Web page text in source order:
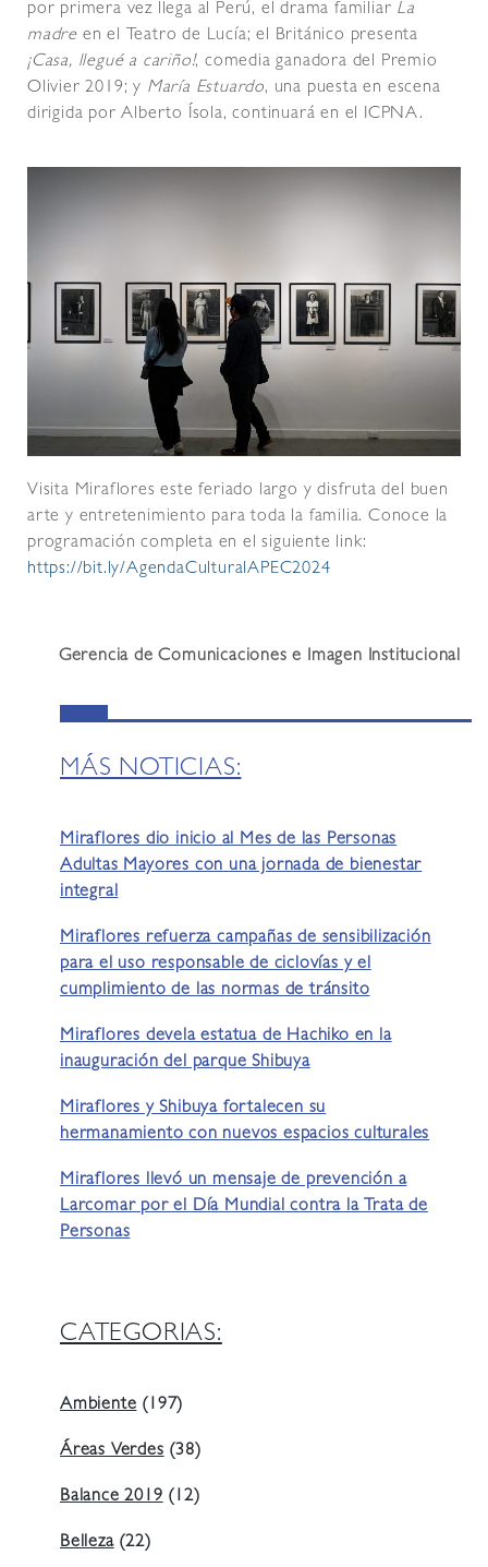
por primera vez llega al Perú, el drama familiar La
madre en el Teatro de Lucía; el Británico presenta
¡Casa, llegué a cariño!, comedia ganadora del Premio
Olivier 2019; y María Estuardo, una puesta en escena
dirigida por Alberto Ísola, continuará en el ICPNA.
Visita Miraflores este feriado largo y disfruta del buen
arte y entretenimiento para toda la familia. Conoce la
programación completa en el siguiente link:
https://bit.ly/AgendaCulturalAPEC2024
Gerencia de Comunicaciones e Imagen Institucional
MÁS NOTICIAS:
Miraflores dio inicio al Mes de las Personas
Adultas Mayores con una jornada de bienestar
integral
Miraflores refuerza campañas de sensibilización
para el uso responsable de ciclovías y el
cumplimiento de las normas de tránsito
Miraflores devela estatua de Hachiko en la
inauguración del parque Shibuya
Miraflores y Shibuya fortalecen su
hermanamiento con nuevos espacios culturales
Miraflores llevó un mensaje de prevención a
Larcomar por el Día Mundial contra la Trata de
Personas
CATEGORIAS:
Ambiente(197)
Áreas Verdes(38)
Balance 2019(12)
Belleza(22)